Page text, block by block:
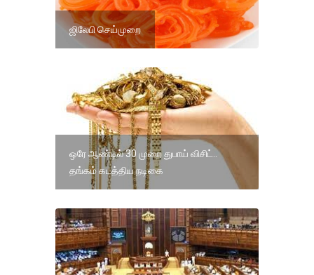
ஜிலேபி செய்முறை
ஒரே ஆண்டில் 30 முறை துபாய் விசிட்..
தங்கம் கடத்திய நடிகை